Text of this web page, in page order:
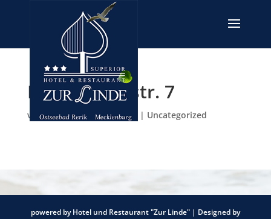
Leuchtturmstr. 7
vonadmin |März 22, 2021 | Uncategorized
powered by Hotel und Restaurant "Zur Linde" | Designed by